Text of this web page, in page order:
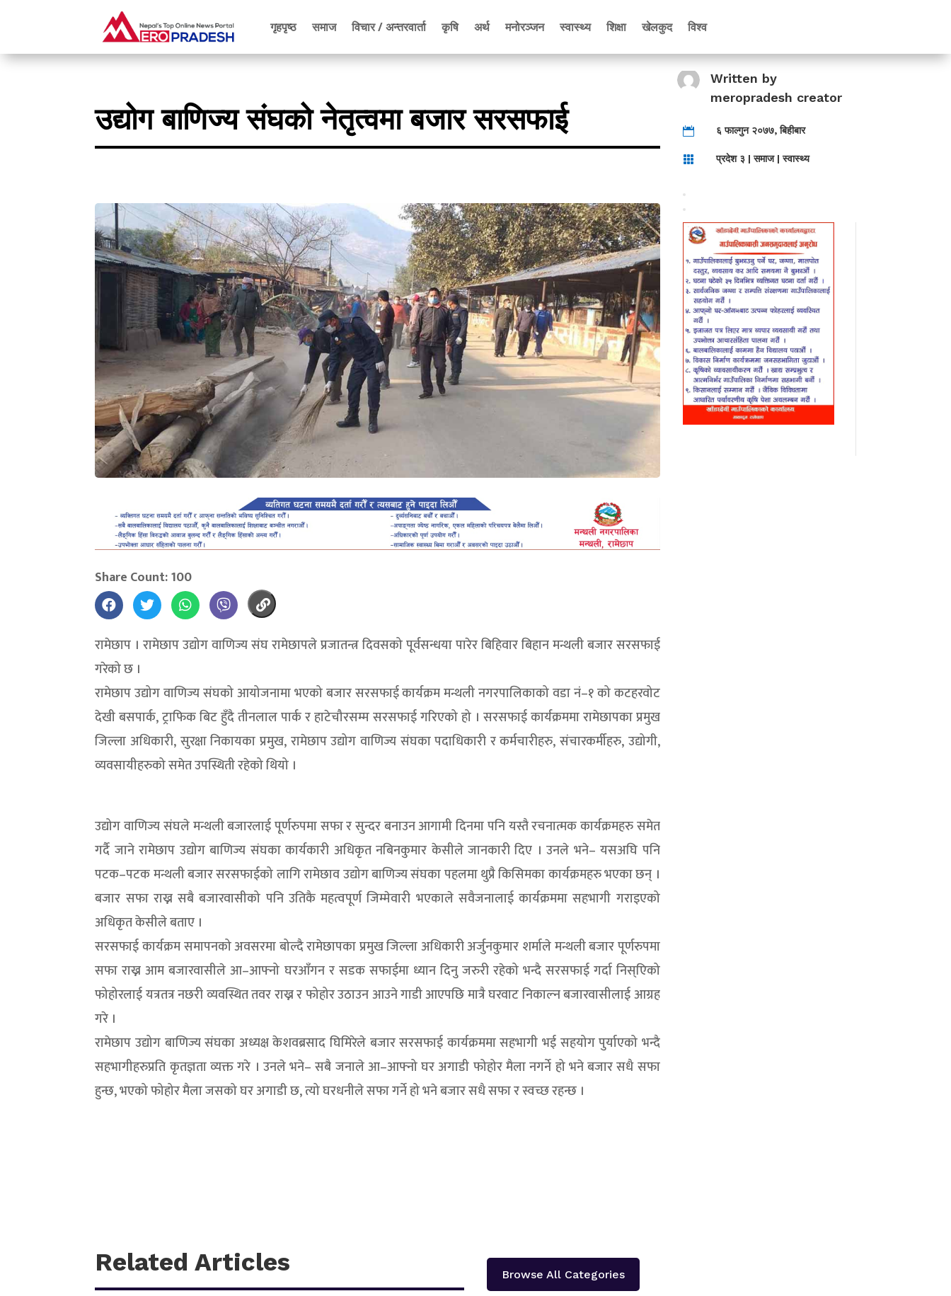
गृहपृष्ठ समाज विचार / अन्तरवार्ता कृषि अर्थ मनोरञ्जन स्वास्थ्य शिक्षा खेलकुद विश्व
उद्योग बाणिज्य संघको नेतृत्वमा बजार सरसफाई
Written by
meropradesh creator
 ६ फाल्गुन २०७७, बिहीबार
 प्रदेश ३ |समाज|स्वास्थ्य
Share Count: 100
रामेछाप । रामेछाप उद्योग वाणिज्य संघ रामेछापले प्रजातन्त्र दिवसको पूर्वसन्धया पारेर बिहिवार बिहान मन्थली बजार सरसफाई
गरेको छ ।
रामेछाप उद्योग वाणिज्य संघको आयोजनामा भएको बजार सरसफाई कार्यक्रम मन्थली नगरपालिकाको वडा नं–१ को कटहरवोट
देखी बसपार्क, ट्राफिक बिट हुँदै तीनलाल पार्क र हाटेचौरसम्म सरसफाई गरिएको हो । सरसफाई कार्यक्रममा रामेछापका प्रमुख
जिल्ला अधिकारी, सुरक्षा निकायका प्रमुख, रामेछाप उद्योग वाणिज्य संघका पदाधिकारी र कर्मचारीहरु, संचारकर्मीहरु, उद्योगी,
व्यवसायीहरुको समेत उपस्थिती रहेको थियो ।
उद्योग वाणिज्य संघले मन्थली बजारलाई पूर्णरुपमा सफा र सुन्दर बनाउन आगामी दिनमा पनि यस्तै रचनात्मक कार्यक्रमहरु समेत
गर्दै जाने रामेछाप उद्योग बाणिज्य संघका कार्यकारी अधिकृत नबिनकुमार केसीले जानकारी दिए । उनले भने– यसअघि पनि
पटक–पटक मन्थली बजार सरसफाईको लागि रामेछाव उद्योग बाणिज्य संघका पहलमा थुप्रै किसिमका कार्यक्रमहरु भएका छन् ।
बजार सफा राख्न सबै बजारवासीको पनि उतिकै महत्वपूर्ण जिम्मेवारी भएकाले सवैजनालाई कार्यक्रममा सहभागी गराइएको
अधिकृत केसीले बताए ।
सरसफाई कार्यक्रम समापनको अवसरमा बोल्दै रामेछापका प्रमुख जिल्ला अधिकारी अर्जुनकुमार शर्माले मन्थली बजार पूर्णरुपमा
सफा राख्न आम बजारवासीले आ–आफ्नो घरआँगन र सडक सफाईमा ध्यान दिनु जरुरी रहेको भन्दै सरसफाई गर्दा निस्एिको
फोहोरलाई यत्रतत्र नछरी व्यवस्थित तवर राख्न र फोहोर उठाउन आउने गाडी आएपछि मात्रै घरवाट निकाल्न बजारवासीलाई आग्रह
गरे ।
रामेछाप उद्योग बाणिज्य संघका अध्यक्ष केशवब्रसाद घिमिरेले बजार सरसफाई कार्यक्रममा सहभागी भई सहयोग पुर्याएको भन्दै
सहभागीहरुप्रति कृतज्ञता व्यक्त गरे । उनले भने– सबै जनाले आ–आफ्नो घर अगाडी फोहोर मैला नगर्ने हो भने बजार सधै सफा
हुन्छ, भएको फोहोर मैला जसको घर अगाडी छ, त्यो घरधनीले सफा गर्ने हो भने बजार सधै सफा र स्वच्छ रहन्छ ।
Related Articles Browse All Categories